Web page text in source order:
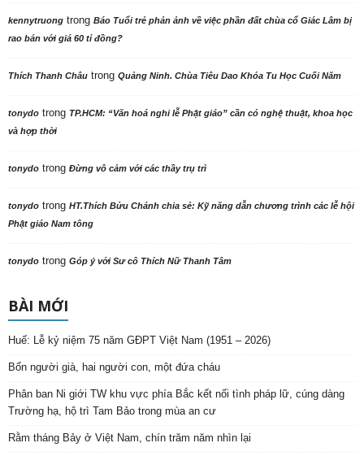
kennytruong trong Báo Tuổi trẻ phản ảnh về việc phần đất chùa cổ Giác Lâm bị
rao bán với giá 60 tỉ đồng?
Thích Thanh Châu trong Quảng Ninh. Chùa Tiêu Dao Khóa Tu Học Cuối Năm
tonydo trong TP.HCM: “Văn hoá nghi lễ Phật giáo” cần có nghệ thuật, khoa học
và hợp thời
tonydo trong Đừng vô cảm với các thầy trụ trì
tonydo trong HT.Thích Bửu Chánh chia sẻ: Kỹ năng dẫn chương trình các lễ hội
Phật giáo Nam tông
tonydo trong Góp ý với Sư cô Thích Nữ Thanh Tâm
BÀI MỚI
Huế: Lễ kỷ niệm 75 năm GĐPT Việt Nam (1951 – 2026)
Bốn người già, hai người con, một đứa cháu
Phân ban Ni giới TW khu vực phía Bắc kết nối tình pháp lữ, cúng dàng
Trường hạ, hộ trì Tam Bảo trong mùa an cư
Rằm tháng Bảy ở Việt Nam, chín trăm năm nhìn lại